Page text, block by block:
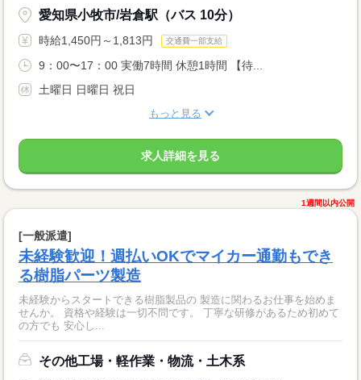
愛知県小牧市/岩倉駅（バス 10分）
時給1,450円～1,813円 交通費一部支給
9：00〜17：00 実働7時間 休憩1時間 【待...
土曜日 日曜日 祝日
もっと見る
求人詳細を見る
1週間以内公開
[一般派遣]
未経験歓迎！週払いOKでマイカー通勤もでき
る樹脂パーツ製造
未経験からスタートできる樹脂製品の 製造に関わるお仕事を始めま
せんか。 資格や経験は一切不問です。 丁寧な研修があるため初めて
の方でも 安心し...
その他工場・軽作業・物流・土木系